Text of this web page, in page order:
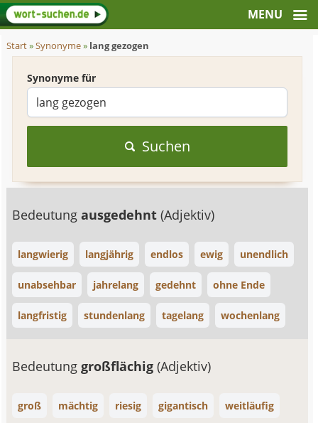
Start»Synonyme» lang gezogen
Synonyme für
Suchen
Bedeutungausgedehnt(Adjektiv)
langwierig langjährig endlos ewig unendlich
unabsehbar jahrelang gedehnt ohne Ende
langfristig stundenlang tagelang wochenlang
Bedeutunggroßflächig(Adjektiv)
groß mächtig riesig gigantisch weitläufig